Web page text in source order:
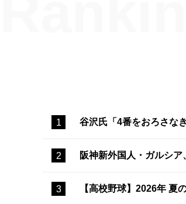
谷沢氏「4番をおろさな
阪神新外国人・ガルシ
【高校野球】2026年 夏